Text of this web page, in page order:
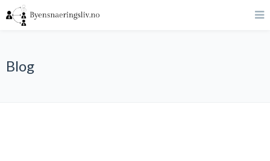
Blog